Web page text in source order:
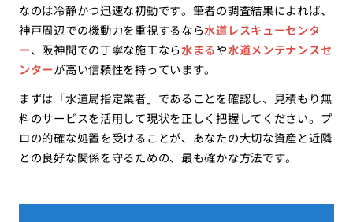
なのは冷静かつ迅速な初動です。筆者の調査結果によれば、
神戸周辺での機動力を重視するなら水道レスキューセンタ
ー、阪神間での丁寧な施工なら水まるや水道メンテナンスセ
ンターが高い信頼性を持っています。
まずは「水道局指定業者」であることを確認し、見積もり無
料のサービスを活用して現状を正しく把握してください。プ
ロの的確な処置を受けることが、あなたの大切な資産と近隣
との良好な関係を守るための、最も確かな方法です。